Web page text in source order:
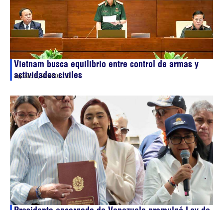
Vietnam busca equilibrio entre control de armas y
actividades civiles
agosto 8, 202605:13